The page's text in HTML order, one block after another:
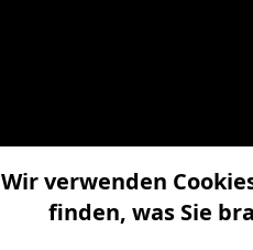
Wir verwenden
finden, was Sie